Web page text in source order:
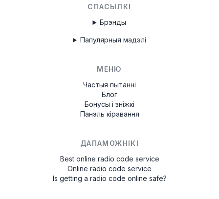
СПАСЫЛКІ
Брэнды
Папулярныя мадэлі
МЕНЮ
Частыя пытанні
Блог
Бонусы і зніжкі
Панэль кіравання
ДАПАМОЖНІКІ
Best online radio code service
Online radio code service
Is getting a radio code online safe?